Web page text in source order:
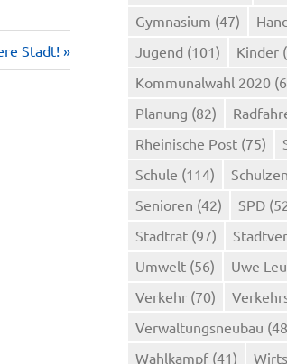
Stadt!
Gymnasium (47)
Jugend (101) Kinder
Kommunalwahl 2020
Planung (82)
Rheinische Post (75)
Schule (114)
Senioren (42) SPD
Stadtrat (97)
Umwelt (56) Uwe
Verkehr (70)
Verwaltungsneubau
Wahlkampf (41)